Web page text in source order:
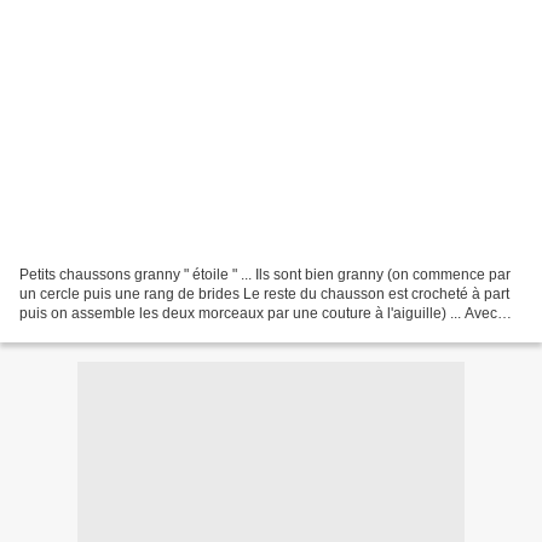
Petits chaussons granny " étoile " ... Ils sont bien granny (on commence par
un cercle puis une rang de brides Le reste du chausson est crocheté à part
puis on assemble les deux morceaux par une couture à l'aiguille) ... Avec